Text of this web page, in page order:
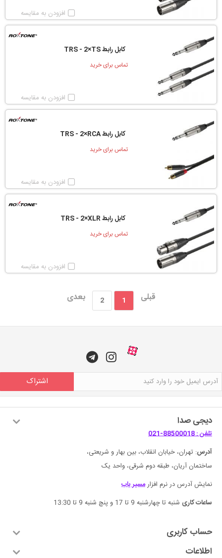
افزودن به مقایسه
کابل رابط TRS - 2×TS
تماس برای خرید
افزودن به مقایسه
کابل رابط TRS - 2×RCA
تماس برای خرید
افزودن به مقایسه
کابل رابط TRS - 2×XLR
تماس برای خرید
افزودن به مقایسه
قبلی 1
2 بعدی
اشتراک
دیجی صدا
تلفن : 88500018-021
آدرس: تهران، خیابان انقلاب، بین بهار و شریعتی،
ساختمان آریان، طبقه دوم شرقی، واحد یک
نمایش آدرس در نرم افزارمسیر یاب
ساعات کاری شنبه تا چهارشنبه 9 تا 17 و پنچ شنبه 9 تا 13:30
حساب کاربری
اطلاعات